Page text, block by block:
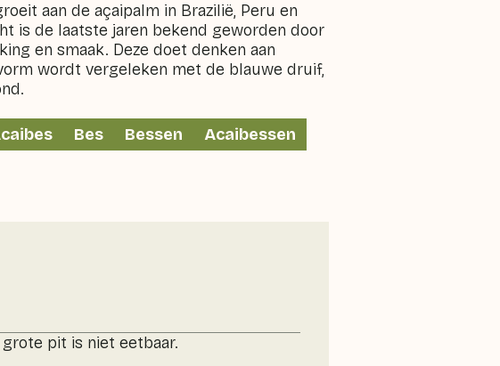
aan de açaipalm in Brazilië, Peru en
is de laatste jaren bekend geworden door
en smaak. Deze doet denken aan
wordt vergeleken met de blauwe druif,
Bes Bessen Acaibessen
pit is niet eetbaar.